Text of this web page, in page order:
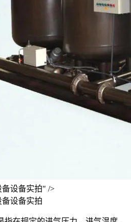
设备实拍" />
设备实拍